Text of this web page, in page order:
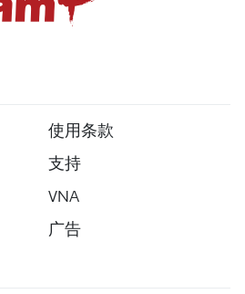
使用条款
支持
VNA
广告